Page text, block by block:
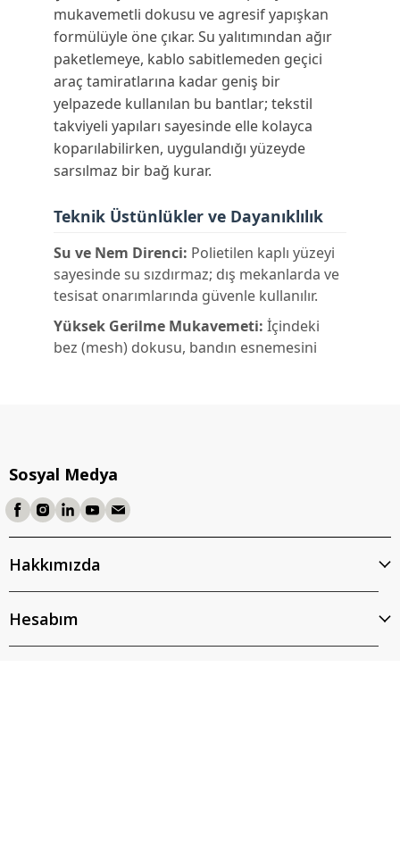
mukavemetli dokusu ve agresif yapışkan
formülüyle öne çıkar. Su yalıtımından ağır
paketlemeye, kablo sabitlemeden geçici
araç tamiratlarına kadar geniş bir
yelpazede kullanılan bu bantlar; tekstil
takviyeli yapıları sayesinde elle kolayca
koparılabilirken, uygulandığı yüzeyde
sarsılmaz bir bağ kurar.
Teknik Üstünlükler ve Dayanıklılık
Su ve Nem Direnci: Polietilen kaplı yüzeyi
sayesinde su sızdırmaz; dış mekanlarda ve
tesisat onarımlarında güvenle kullanılır.
Yüksek Gerilme Mukavemeti: İçindeki
bez (mesh) dokusu, bandın esnemesini
hızlı ve güçlü bir tutunma sağlar.
Kullanım Alanları
plastiklerin veya yırtılmış brandaların
anında onarılması için idealdir.
Endüstriyel Gruplama:
Sosyal Medya
Hakkımızda
Hesabım